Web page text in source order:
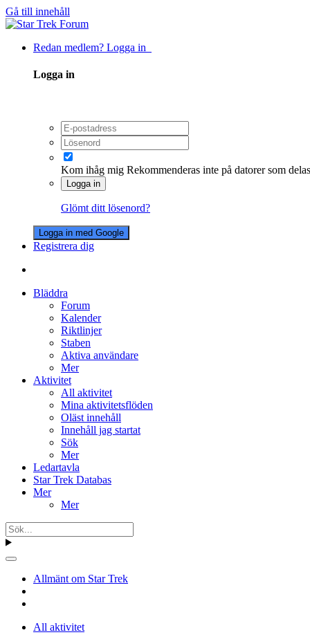
Gå till innehåll
Redan medlem? Logga in
Logga in
Kom ihåg mig Rekommenderas inte på datorer som
Logga in
Glömt ditt lösenord?
Logga in med Google
Registrera dig
Bläddra
Forum
Kalender
Riktlinjer
Staben
Aktiva användare
Mer
Aktivitet
All aktivitet
Mina aktivitetsflöden
Oläst innehåll
Innehåll jag startat
Sök
Mer
Ledartavla
Star Trek Databas
Mer
Mer
Allmänt om Star Trek
All aktivitet